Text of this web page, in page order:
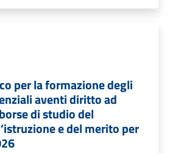
per la formazione degli
aventi diritto ad
di studio del
e del merito per